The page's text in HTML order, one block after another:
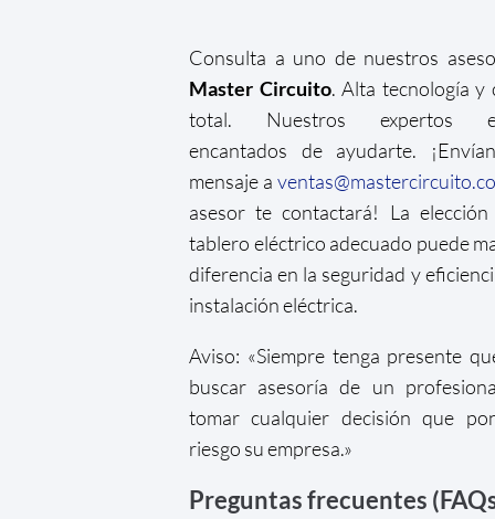
Consulta a uno de nuestros
Master Circuito. Alta tecnología y
total. Nuestros expertos
encantados de ayudarte.
mensaje a
asesor te contactará! La
tablero eléctrico adecuado puede
diferencia en la seguridad y
instalación eléctrica.
Aviso: «Siempre tenga presente
buscar asesoría de un
tomar cualquier decisión que
riesgo su empresa.»
Preguntas frecuentes